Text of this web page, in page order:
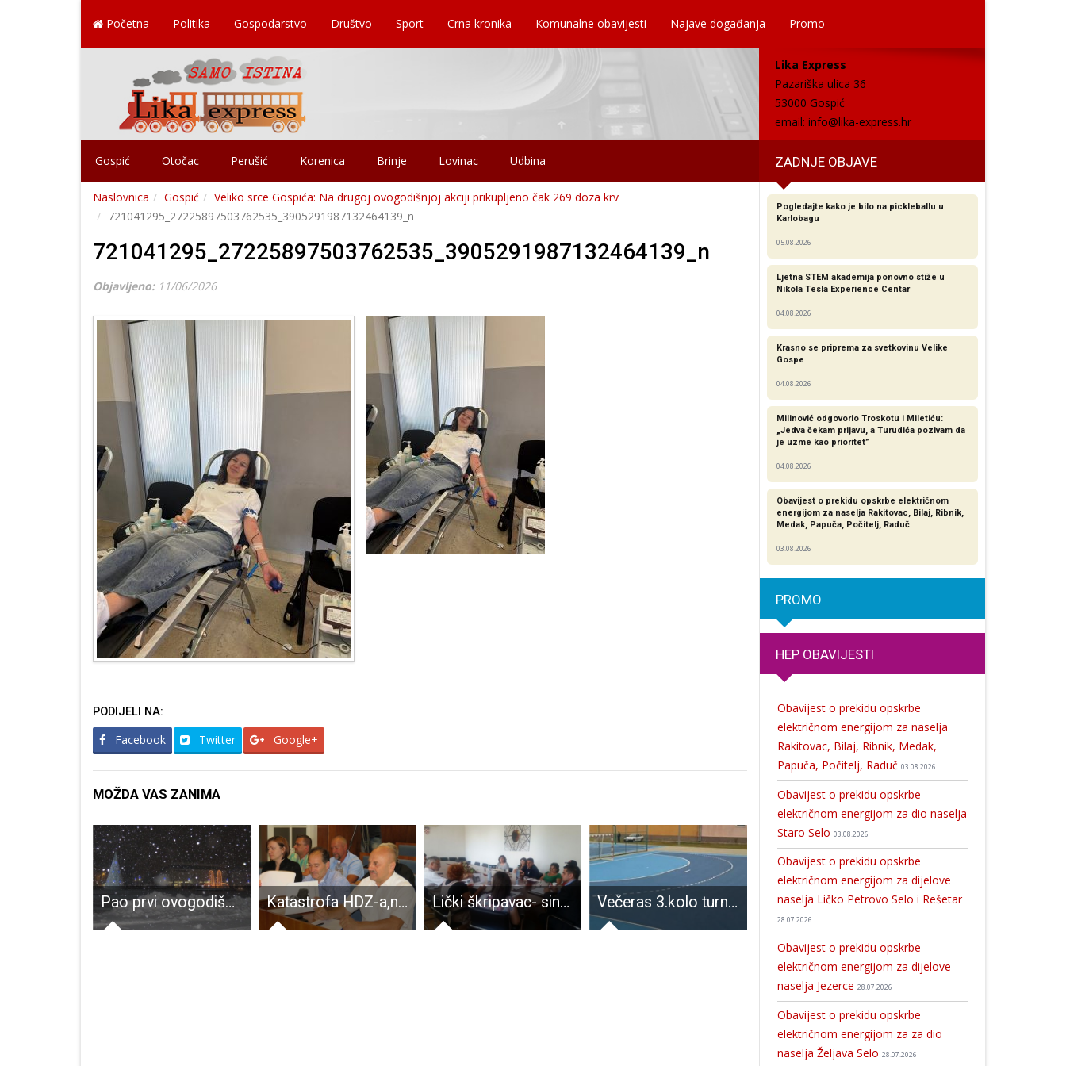
Početna Politika Gospodarstvo Društvo Sport Crna kronika Komunalne obavijesti Najave događanja Promo
Lika Express
Pazariška ulica 36
53000 Gospić
email: info@lika-express.hr
Gospić Otočac Perušić Korenica Brinje Lovinac Udbina ZADNJE OBJAVE
Naslovnica Gospić
Veliko srce Gospića: Na drugoj ovogodišnjoj akciji prikupljeno čak 269 doza krv
721041295_27225897503762535_3905291987132464139_n
721041295_27225897503762535_3905291987132464139_n
Objavljeno: 11/06/2026
PODIJELI NA:
Facebook Twitter Google+
MOŽDA VAS ZANIMA
Pao prvi ovogodišnji snijeg Katastrofa HDZ-a,njihovi vijećnici u Vijeću grada Gospića postavljali pitanja koja pašu gradonačelniku Starčeviću!!! Lički škripavac- sinonim Like s europskom zaštitom? Večeras 3.kolo turnira u Ličkom Osiku Ličko-senjskoj županiji i Gradu Senju od strane Fonda za zaštitu okoliša i energetsku učinkovitost, odobren iznos od 350.000 eura za uređenje Parka književnika u Senju
Pogledajte kako je bilo na pickleballu u
Karlobagu
05.08.2026
Ljetna STEM akademija ponovno stiže u
Nikola Tesla Experience Centar
04.08.2026
Krasno se priprema za svetkovinu Velike
Gospe
04.08.2026
Milinović odgovorio Troskotu i Miletiću:
„Jedva čekam prijavu, a Turudića pozivam da
je uzme kao prioritet”
04.08.2026
Obavijest o prekidu opskrbe električnom
energijom za naselja Rakitovac, Bilaj, Ribnik,
Medak, Papuča, Počitelj, Raduč
03.08.2026
PROMO
HEP OBAVIJESTI
Obavijest o prekidu opskrbe
električnom energijom za naselja
Rakitovac, Bilaj, Ribnik, Medak,
Papuča, Počitelj, Raduč 03.08.2026
Obavijest o prekidu opskrbe
električnom energijom za dio naselja
Staro Selo 03.08.2026
Obavijest o prekidu opskrbe
električnom energijom za dijelove
naselja Ličko Petrovo Selo i Rešetar
28.07.2026
Obavijest o prekidu opskrbe
električnom energijom za dijelove
naselja Jezerce 28.07.2026
Obavijest o prekidu opskrbe
električnom energijom za za dio
naselja Željava Selo 28.07.2026